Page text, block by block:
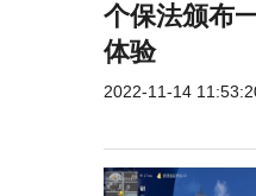
个保法颁布
体验
2022-11-14